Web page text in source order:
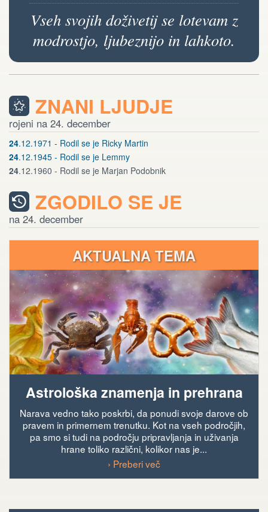
Vseh svojih doživetij se lotevam z
modrostjo, ljubeznijo in lahkoto.
ZNANI LJUDJE
rojeni na 24. december
24.12.1971 - Rodil se je Ricky Martin
24.12.1945 - Rodil se je Lemmy
24.12.1960 - Rodil se je Marjan Podobnik
ZGODILO SE JE
na 24. december
AKTUALNA TEMA
Astrološka znamenja in prehrana
Narava vedno tako poskrbi, da ponudi svoje darove ob
pravem in primernem trenutku. Kot na vseh področjih,
pa smo si tudi na področju pripravljanja in uživanja
hrane toliko različni, kolikor nas je...
› Preberi več